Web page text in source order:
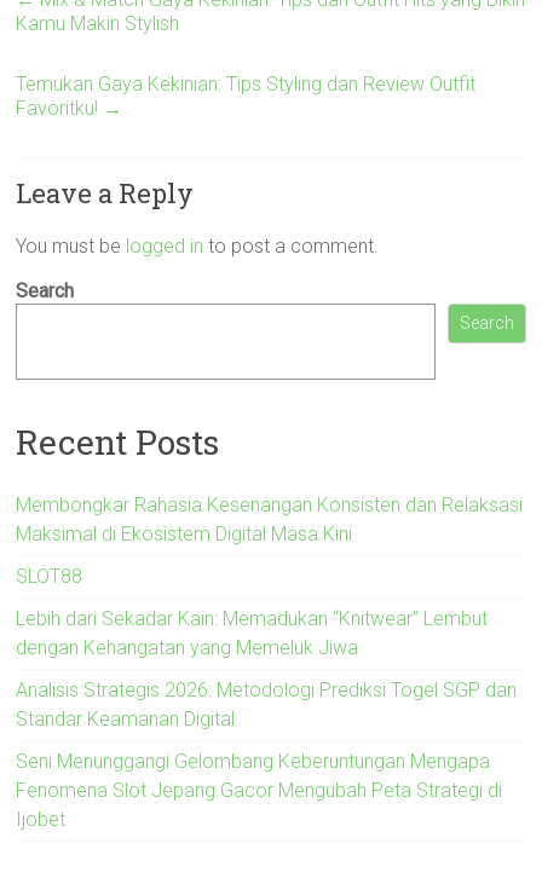
Kamu Makin Stylish
Temukan Gaya Kekinian: Tips Styling dan Review Outfit
Favoritku! →
Leave a Reply
You must be logged in to post a comment.
Search
Search
Recent Posts
Membongkar Rahasia Kesenangan Konsisten dan Relaksasi
Maksimal di Ekosistem Digital Masa Kini
SLOT88
Lebih dari Sekadar Kain: Memadukan “Knitwear” Lembut
dengan Kehangatan yang Memeluk Jiwa
Analisis Strategis 2026: Metodologi Prediksi Togel SGP dan
Standar Keamanan Digital
Seni Menunggangi Gelombang Keberuntungan Mengapa
Fenomena Slot Jepang Gacor Mengubah Peta Strategi di
Ijobet